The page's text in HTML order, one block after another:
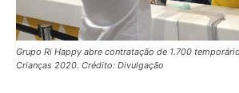
Grupo Ri Happy abre contratação de 1.700
Crianças 2020. Crédito: Divulgação